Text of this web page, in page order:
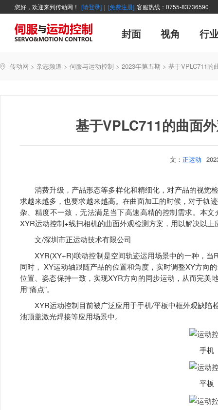
您好，欢迎来到传动网！ [请登录] | [免费注册] 客服热线：0755-83736590
封面 视角
产业活动
行
企业管理
智能制造
技术与应用
传动网 > 杂志频道 > 伺服与运动控制 > 2023年第五期 > 基于VPLC711的
基于VPLC711的曲面
文： 正运动
消费升级，产品形态等多样化和精细化，对产品的视觉
求越来越多，也要求越来越高。在曲面加工的时候，对于轨
杂、精度不一致，无法满足当下高速高精的控制需求。本
XYR运动控制+线扫相机的曲面外观检测方案，用以解决以上
文/深圳市正运动技术有限公司
XYR(XY+R)联动控制是空间轨迹运用场景中的一种，当
同时， XY运动轴跟随产品的位置和角度，实时调整XY方向
位置、姿态保持一致，实现XYR方向的同步运动，从而完美
用“痛点”。
XYR运动控制目前被广泛应用于手机/平板中框外观缺陷
池顶盖激光焊接等应用场景中。
手机
平板